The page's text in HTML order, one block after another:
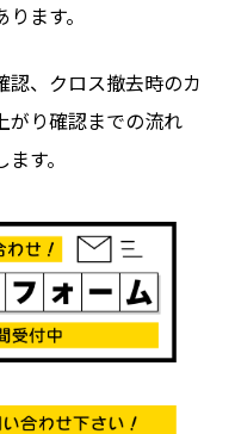
ます。
認、クロス撤去時のカ
がり確認までの流れ
す。